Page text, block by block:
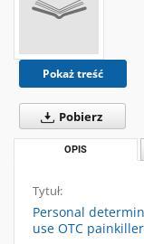
Pokaż treść
Pobierz
OPIS
Tytuł:
Personal
use OTC